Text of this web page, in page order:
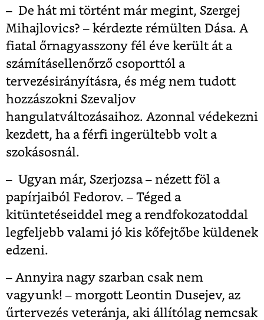
– De hát mi történt már megint, Szergej
Mihajlovics? – kérdezte rémülten Dása. A
fiatal őrnagyasszony fél éve került át a
számításellenőrző csoporttól a
tervezésirányításra, és még nem tudott
hozzászokni Szevaljov
hangulatváltozásaihoz. Azonnal védekezni
kezdett, ha a férfi ingerültebb volt a
szokásosnál.
– Ugyan már, Szerjozsa – nézett föl a
papírjaiból Fedorov. – Téged a
kitüntetéseiddel meg a rendfokozatoddal
legfeljebb valami jó kis kőfejtőbe küldenek
edzeni.
– Annyira nagy szarban csak nem
vagyunk! – morgott Leontin Dusejev, az
űrtervezés veteránja, aki állítólag nemcsak